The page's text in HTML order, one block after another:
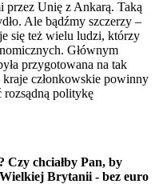
przez Unię z Ankarą. Taką
Ale bądźmy szczerzy –
się też wielu ludzi, którzy
Głównym
przygotowana na tak
członkowskie powinny
rozsądną politykę
Czy chciałby Pan, by
Brytanii - bez euro